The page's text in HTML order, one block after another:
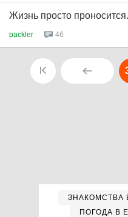
Жизнь просто
packler 46
ЗНАКОМСТВА
ПОГОДА В